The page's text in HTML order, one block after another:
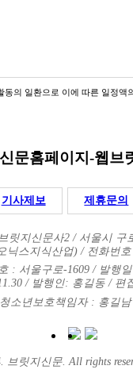
기사제보 제휴문의
릿지신문사2 /서울시 구
닉스지식산업) / 전화번호
: 서울구로-1609 / 발행일